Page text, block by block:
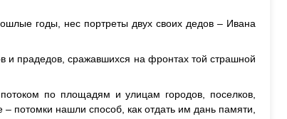
годы, нес портреты двух своих дедов – Ивана
и прадедов, сражавшихся на фронтах той страшной
по площадям и улицам городов, поселков,
потомки нашли способ, как отдать им дань памяти,